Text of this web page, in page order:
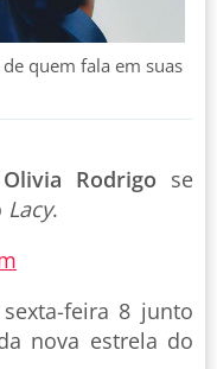
quem fala em suas
Olivia Rodrigo se
Lacy.
feira 8 junto
nova estrela do